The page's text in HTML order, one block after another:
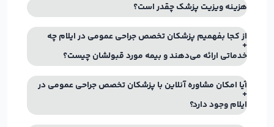
هزینه ویزیت پزشک چقدر است؟
از کجا بفهمیم پزشکان تخصص جراحی عمومی در ایلام چه
خدماتی ارائه می‌دهند و بیمه مورد قبولشان چیست؟
آیا امکان مشاوره آنلاین با پزشکان تخصص جراحی عمومی در
ایلام وجود دارد؟